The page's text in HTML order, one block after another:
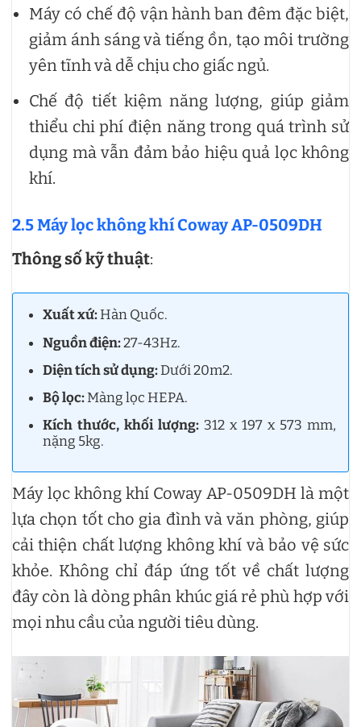
Máy có chế độ vận hành ban đêm đặc biệt,
giảm ánh sáng và tiếng ồn, tạo môi trường
yên tĩnh và dễ chịu cho giấc ngủ.
Chế độ tiết kiệm năng lượng, giúp giảm
thiểu chi phí điện năng trong quá trình sử
dụng mà vẫn đảm bảo hiệu quả lọc không
khí.
2.5 Máy lọc không khí Coway AP-0509DH
Thông số kỹ thuật:
Xuất xứ:Hàn Quốc.
Nguồn điện:27-43Hz.
Diện tích sử dụng:Dưới 20m2.
Bộ lọc:Màng lọc HEPA.
Kích thước, khối lượng: 312 x 197 x 573 mm,
nặng 5kg.
Máy lọc không khí Coway AP-0509DH là một
lựa chọn tốt cho gia đình và văn phòng, giúp
cải thiện chất lượng không khí và bảo vệ sức
khỏe. Không chỉ đáp ứng tốt về chất lượng
đây còn là dòng phân khúc giá rẻ phù hợp với
mọi nhu cầu của người tiêu dùng.